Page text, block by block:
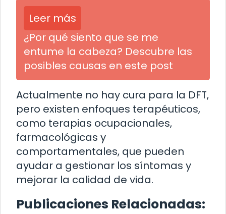
Leer más
¿Por qué siento que se me
entume la cabeza? Descubre las
posibles causas en este post
Actualmente no hay cura para la DFT,
pero existen enfoques terapéuticos,
como terapias ocupacionales,
farmacológicas y
comportamentales, que pueden
ayudar a gestionar los síntomas y
mejorar la calidad de vida.
Publicaciones Relacionadas: